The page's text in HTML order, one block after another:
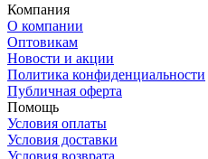
Компания
О компании
Оптовикам
Новости и акции
Политика конфиденциальности
Публичная оферта
Помощь
Условия оплаты
Условия доставки
Условия возврата